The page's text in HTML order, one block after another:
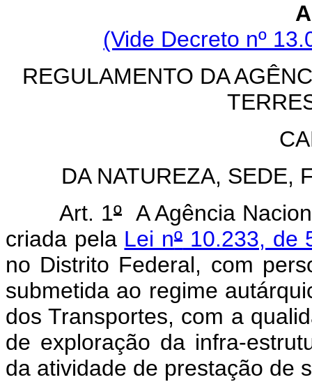
(Vide Decreto nº
REGULAMENTO DA
DA NATUREZA, SEDE,
Art. 1º A Agência
criada pela Lei nº10.233, de
no Distrito Federal, com
submetida ao regime
dos Transportes, com a
de exploração da infra-
da atividade de prestação de